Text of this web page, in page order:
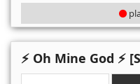
⚡ Oh Mine God ⚡